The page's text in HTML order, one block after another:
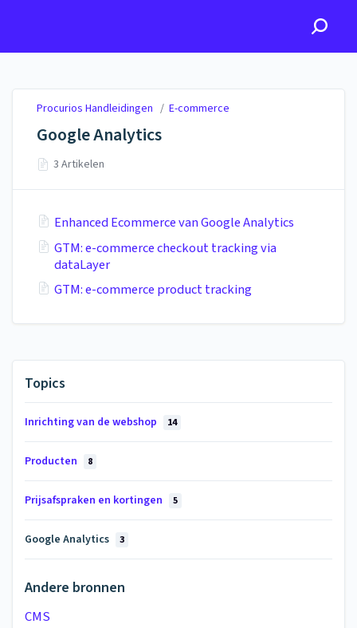
Topics
Inrichting van de webshop 14
Producten 8
Prijsafspraken en kortingen 5
Google Analytics 3
Andere bronnen
CMS
Procurios Handleidingen / E-commerce
Google Analytics
3 Artikelen
Enhanced Ecommerce van Google Analytics
GTM: e-commerce checkout tracking via
dataLayer
GTM: e-commerce product tracking